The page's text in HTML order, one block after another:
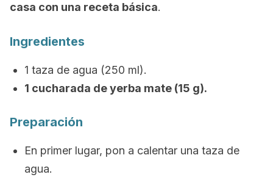
casa con una receta básica.
Ingredientes
1 taza de agua (250 ml).
1 cucharada de yerba mate (15 g).
Preparación
En primer lugar, pon a calentar una taza de
agua.